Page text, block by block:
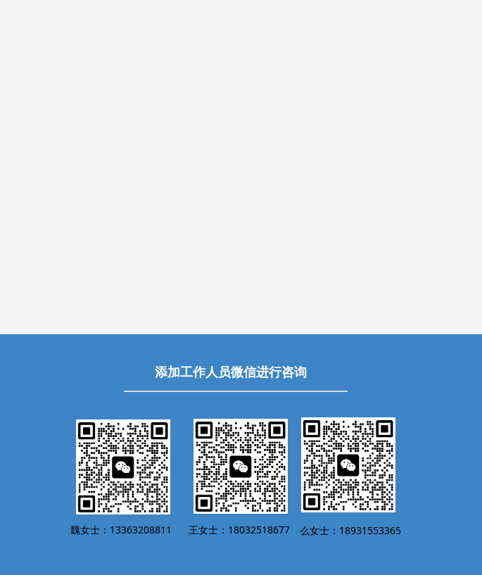
添加工作人员微信进行咨询
魏女士：13363208811 王女士：18032518677 么女士：18931553365